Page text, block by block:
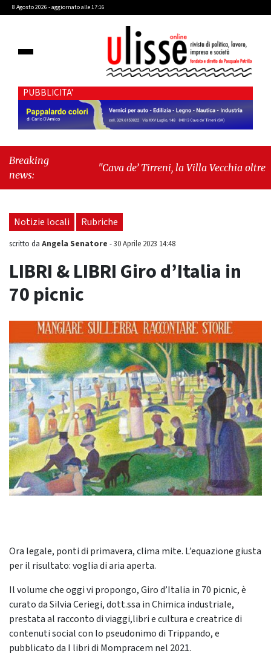
8 Agosto 2026 - aggiornato alle 17:16
PUBBLICITA'
Breaking
news:
"Cava de’ Tirreni, la Villa Vecchia oltre i
seduta consiliare: “Serve chiarezza!”"
Notizie locali Rubriche
scritto da Angela Senatore -30 Aprile 2023 14:48
LIBRI & LIBRI Giro d’Italia in
70 picnic
Ora legale, ponti di primavera, clima mite. L’equazione giusta
per il risultato: voglia di aria aperta.
Il volume che oggi vi propongo, Giro d’Italia in 70 picnic, è
curato da Silvia Ceriegi, dott.ssa in Chimica industriale,
prestata al racconto di viaggi,libri e cultura e creatrice di
contenuti social con lo pseudonimo di Trippando, e
pubblicato da I libri di Mompracem nel 2021.